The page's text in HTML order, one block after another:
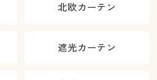
北欧カーテン
遮光カーテン